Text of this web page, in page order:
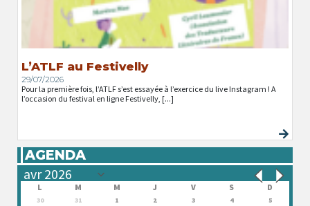
L’ATLF au Festivelly
29/07/2026
Pour la première fois, l’ATLF s’est essayée à l’exercice du live Instagram ! A
l’occasion du festival en ligne Festivelly, [...]
AGENDA
L M M J V S D
30 31 1 2 3 4
5